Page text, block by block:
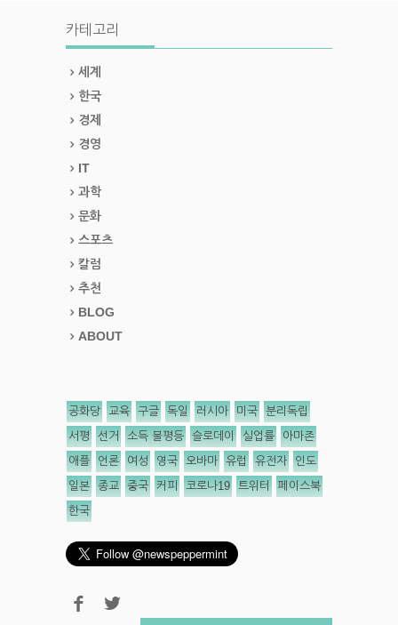
카테고리
세계
한국
경제
경영
IT
과학
문화
스포츠
칼럼
추천
BLOG
ABOUT
공화당 교육 구글 독일 러시아 미국 분리독립
서평 선거 소득 불평등 슬로데이 실업률 아마존
애플 언론 여성 영국 오바마 유럽 유전자 인도
일본 종교 중국 커피 코로나19 트위터 페이스북
한국